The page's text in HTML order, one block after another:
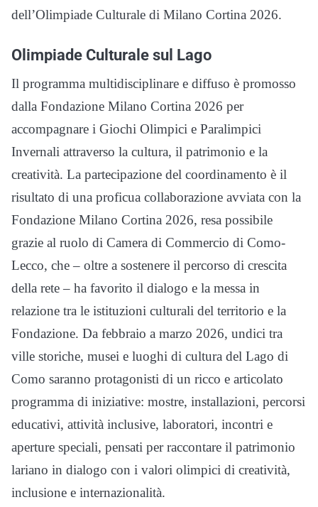
dell’Olimpiade Culturale di Milano Cortina 2026.
Olimpiade Culturale sul Lago
Il programma multidisciplinare e diffuso è promosso
dalla Fondazione Milano Cortina 2026 per
accompagnare i Giochi Olimpici e Paralimpici
Invernali attraverso la cultura, il patrimonio e la
creatività. La partecipazione del coordinamento è il
risultato di una proficua collaborazione avviata con la
Fondazione Milano Cortina 2026, resa possibile
grazie al ruolo di Camera di Commercio di Como-
Lecco, che – oltre a sostenere il percorso di crescita
della rete – ha favorito il dialogo e la messa in
relazione tra le istituzioni culturali del territorio e la
Fondazione. Da febbraio a marzo 2026, undici tra
ville storiche, musei e luoghi di cultura del Lago di
Como saranno protagonisti di un ricco e articolato
programma di iniziative: mostre, installazioni, percorsi
educativi, attività inclusive, laboratori, incontri e
aperture speciali, pensati per raccontare il patrimonio
lariano in dialogo con i valori olimpici di creatività,
inclusione e internazionalità.